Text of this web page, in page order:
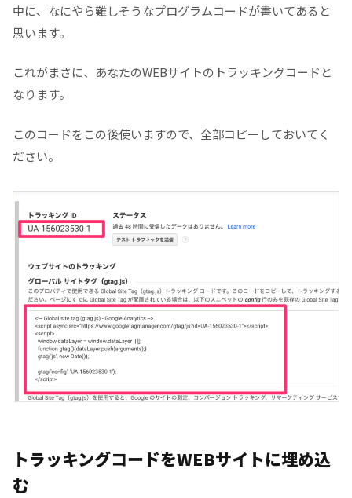
中に、なにやら難しそうなプログラムコードが書いてあると
思います。
これがまさに、あなたのWEBサイトのトラッキングコードと
なります。
このコードをこの後使いますので、全部コピーしておいてく
ださい。
トラッキングコードをWEBサイトに埋め込
む